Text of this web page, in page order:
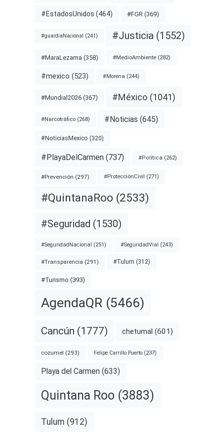
#EstadosUnidos (464) #FGR (369)
#guardiaNacional (241) #Justicia (1552)
#MaraLezama (358) #MedioAmbiente(282)
#mexico (523) #Morena (244)
#Mundial2026(367) #México(1041)
#Narcotráfico(268) #Noticias (645)
#NoticiasMexico (320)
#PlayaDelCarmen(737) #Política (262)
#Prevención (297) #ProtecciónCivil (271)
#QuintanaRoo (2533)
#Seguridad (1530)
#SeguridadNacional (251) #SeguridadVial (243)
#Transparencia (291) #Tulum (312)
#Turismo (393)
AgendaQR(5466)
Cancún (1777) chetumal (601)
cozumel (293) Felipe Carrillo Puerto(237)
Playa del Carmen (633)
Quintana Roo (3883)
Tulum (912)